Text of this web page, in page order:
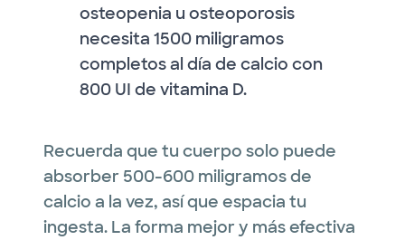
osteopenia u osteoporosis
necesita 1500 miligramos
completos al día de calcio con
800 UI de vitamina D.
Recuerda que tu cuerpo solo puede
absorber 500-600 miligramos de
calcio a la vez, así que espacia tu
ingesta. La forma mejor y más efectiva